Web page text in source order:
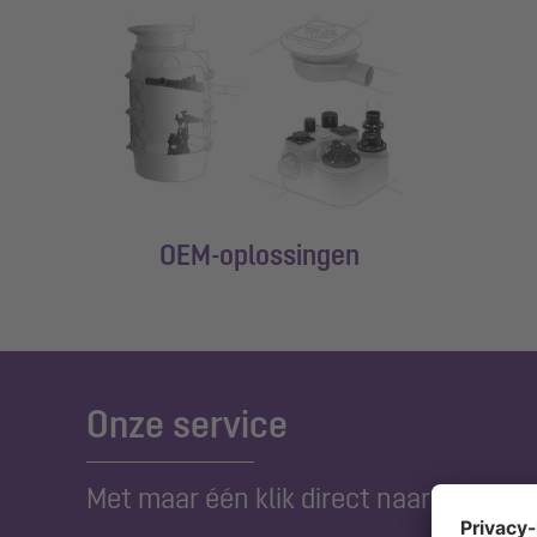
OEM-oplossingen
Onze service
Met maar één klik direct naar uw doel